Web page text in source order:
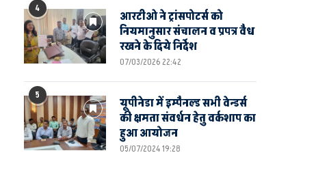
4
आरटीओ ने ट्रांसपोटर्स को
नियमानुसार संचालन व प्रपत्र वैध
रखने के दिये निर्देश
07/03/2026 22:42
5
यूपीनेडा में इम्पैनल्ड सभी वेन्डर्स
की क्षमता संवर्धन हेतु वर्कशाप का
हुआ आयोजन
05/07/2024 19:28